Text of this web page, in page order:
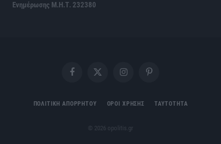
Ενημέρωσης Μ.Η.Τ. 232380
FacebookX
InstagramPinterest
ΠΟΛΙΤΙΚΗ ΑΠΟΡΡΗΤΟΥ ΟΡΟΙ ΧΡΗΣΗΣ ΤΑΥΤΟΤΗΤΑ
© 2026 opolitis.gr